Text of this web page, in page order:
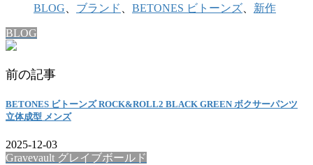
BLOG
ブランド BETONES ビトーンズ 新作
BLOG
前の記事
BETONES ビトーンズ ROCK&ROLL2 BLACK GREEN ボクサーパンツ
立体成型 メンズ
2025-12-03
Gravevault グレイブボールド